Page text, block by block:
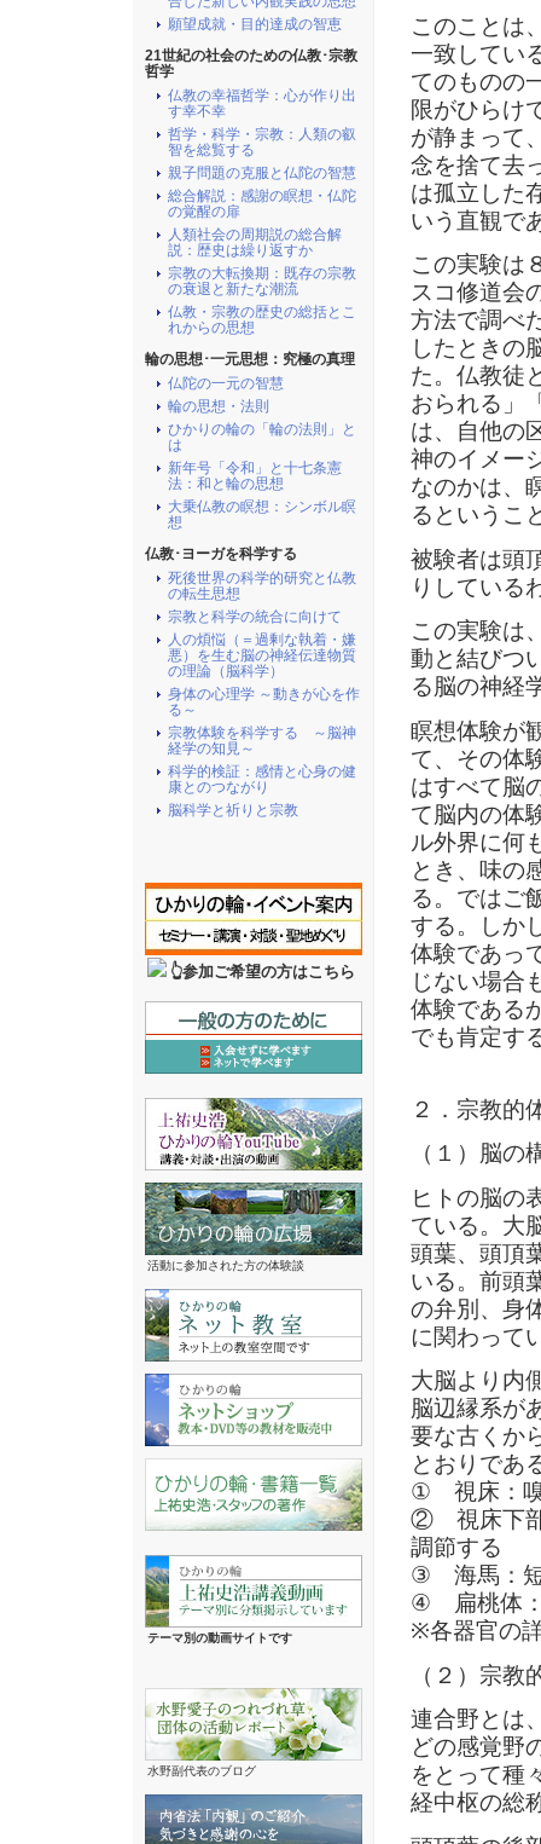
このことは
一致してい
てのものの
限がひらけ
が静まって
念を捨て去
は孤立した
いう直観で
この実験は
スコ修道会
方法で調べ
したときの
た。仏教徒
おられる」
は、自他の
神のイメー
なのかは、
るというこ
被験者は頭
りしている
この実験は
動と結びつ
る脳の神経
瞑想体験が
て、その体
はすべて脳
て脳内の体
ル外界に何
とき、味の
る。ではご
する。しか
体験であっ
じない場合
体験である
でも肯定す
２．宗教的
（１）脳の
ヒトの脳の
ている。大
頭葉、頭頂
いる。前頭
の弁別、身
に関わって
大脳より内
脳辺縁系が
要な古くか
とおりであ
① 視床：嗅
② 視床下部
調節する
③ 海馬：短
④ 扁桃体：
※各器官の
（２）宗教
連合野とは
どの感覚野
をとって種
経中枢の総
願望成就・目的達成の智恵
21世紀の社会のための仏教･宗教
哲学
仏教の幸福哲学：心が作り出
す幸不幸
哲学・科学・宗教：人類の叡
智を総覧する
親子問題の克服と仏陀の智慧
総合解説：感謝の瞑想・仏陀
の覚醒の扉
人類社会の周期説の総合解
説：歴史は繰り返すか
宗教の大転換期：既存の宗教
の衰退と新たな潮流
仏教・宗教の歴史の総括とこ
れからの思想
輪の思想･一元思想：究極の真理
仏陀の一元の智慧
輪の思想・法則
ひかりの輪の「輪の法則」と
は
新年号「令和」と十七条憲
法：和と輪の思想
大乗仏教の瞑想：シンボル瞑
想
仏教･ヨーガを科学する
死後世界の科学的研究と仏教
の転生思想
宗教と科学の統合に向けて
人の煩悩（＝過剰な執着・嫌
悪）を生む脳の神経伝達物質
の理論（脳科学）
身体の心理学 ～動きが心を作
る～
宗教体験を科学する ～脳神
経学の知見～
科学的検証：感情と心身の健
康とのつながり
脳科学と祈りと宗教
👆参加ご希望の方はこちら
活動に参加された方の体験談
テーマ別の動画サイトです
水野副代表のブログ